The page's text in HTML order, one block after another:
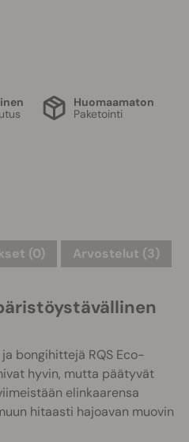
Huomaamaton
Paketointi
(0) Arvostelut (3)
bongihittejä RQS Eco-
hyvin, mutta päätyvät
elinkaarensa
hitaasti hajoavan muovin